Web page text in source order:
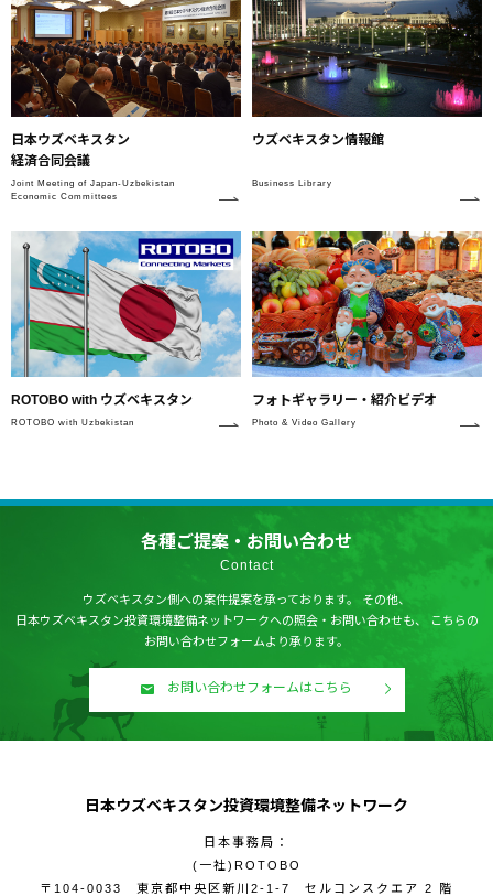
日本ウズベキスタン
経済合同会議
Joint Meeting of Japan-Uzbekistan
Economic Committees
ウズベキスタン情報館
Business Library
ROTOBO with ウズベキスタン
ROTOBO with Uzbekistan
フォトギャラリー・紹介ビデオ
Photo & Video Gallery
各種ご提案・お問い合わせ
Contact
ウズベキスタン側への案件提案を承っております。
その他、
日本ウズベキスタン投資環境整備ネットワークへの照会・お問い合わせも、
こちらの
お問い合わせフォームより承ります。
お問い合わせフォームはこちら
日本ウズベキスタン投資環境整備ネットワーク
日本事務局：
(一社)ROTOBO
〒104-0033 東京都中央区新川2-1-7 セルコンスクエア 2 階